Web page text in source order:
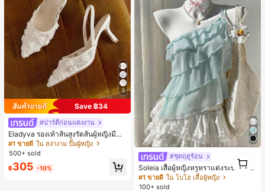
5
Save ฿34
#ปาร์ตี้ก่อนแต่งงาน
Eladyva รองเท้าส้นสูงรัดส้นผู้หญิงมีดอ
กไม้ประดับตาข่ายเสริมและสามารถสว
มได้สองแบบ ส้นสูง 7 ซม. รูปแบบโรมัน
#1 ขายดี ใน สง่างาม ปั๊มผู้หญิง
500+ sold
฿305 -10%
#ชุดฤดูร้อน
Soleia เสื้อผู้หญิงหรูหราแต่งระบายที่ไ
หล่สำหรับวันหยุดฤดูร้อน
#1 ขายดี ใน โบโฮ เสื้อผู้หญิง
100+ sold